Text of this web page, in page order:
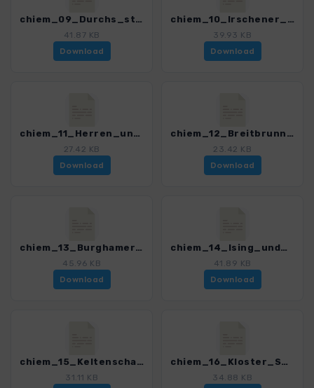
chiem_09_Durchs_stille_Priental_4329_4.gpx
41.87 KB
Download
chiem_10_Irschener_Winkel_4329_4.gpx
39.93 KB
Download
chiem_11_Herren_und_Fraueninsel_4329_4.gpx
27.42 KB
Download
chiem_12_Breitbrunn_Gstadt_4329_4.gpx
23.42 KB
Download
chiem_13_Burghamer_Filzen_4329_4.gpx
45.96 KB
Download
chiem_14_Ising_und_Castrum_4329_4.gpx
41.89 KB
Download
chiem_15_Keltenschanze_4329_4.gpx
31.11 KB
chiem_16_Kloster_Seeon_4329_4.gpx
34.88 KB